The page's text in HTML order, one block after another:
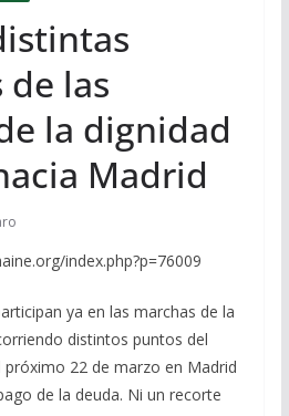
las
la dignidad
Madrid
index.php?p=76009
ya en las marchas de la
distintos puntos del
22 de marzo en Madrid
de la deuda. Ni un recorte